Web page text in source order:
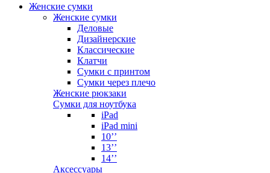
Женские сумки
Женские сумки
Деловые
Дизайнерские
Классические
Клатчи
Сумки с принтом
Сумки через плечо
Женские рюкзаки
Сумки для ноутбука
iPad
iPad mini
10’’
13’’
14’’
Аксессуары